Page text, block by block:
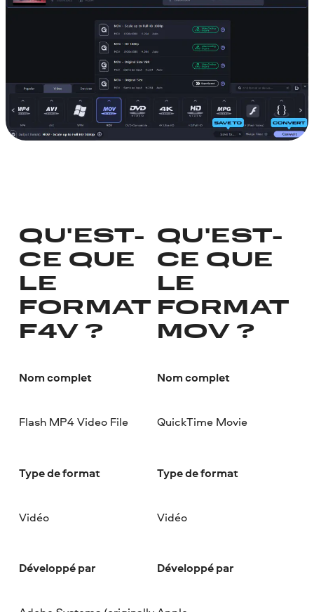
QU'EST-
CE QUE
LE
FORMAT
F4V ?
Nom complet
Flash MP4 Video File
Type de format
Vidéo
Développé par
QU'EST-
CE QUE
LE
FORMAT
MOV ?
Nom complet
QuickTime Movie
Type de format
Vidéo
Développé par